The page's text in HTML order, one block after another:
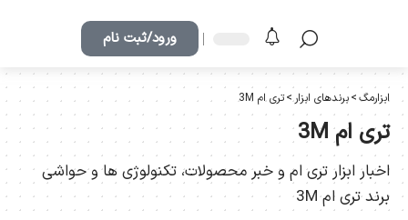
ورود/ثبت نام
ابزارمگ>برندهای ابزار >تری ام 3M
تری ام 3M
اخبار ابزار تری ام و خبر محصولات، تکنولوژی ها و حواشی
برند تری ام 3M